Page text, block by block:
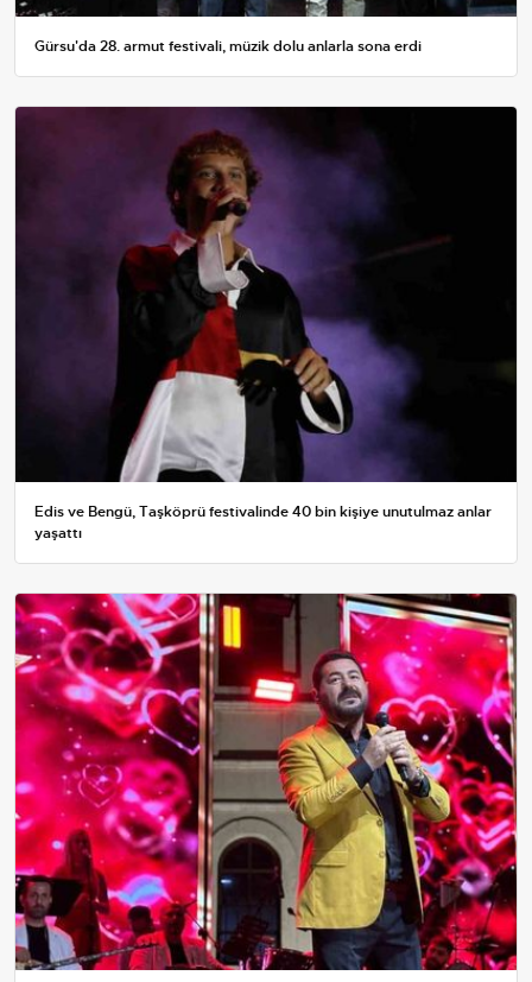
Gürsu'da 28. armut festivali, müzik dolu anlarla sona erdi
Edis ve Bengü, Taşköprü festivalinde 40 bin kişiye unutulmaz anlar
yaşattı